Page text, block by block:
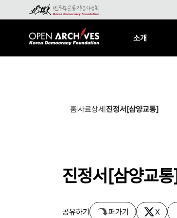
소개
홈사료상세진정서[삼양교통]
진정서[삼양교통]
공유하기 퍼가기 X